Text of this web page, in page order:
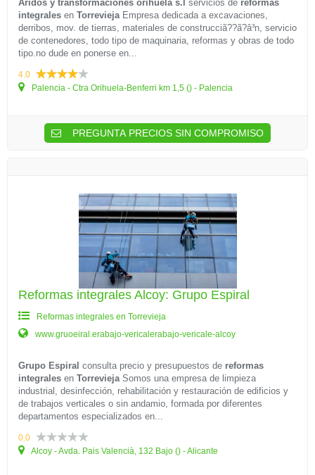
Aridos y transformaciones orihuela s.l servicios de reformas
integrales en TorreviejaEmpresa dedicada a excavaciones,
derribos, mov. de tierras, materiales de construcciã??ã?â³n, servicio
de contenedores, todo tipo de maquinaria, reformas y obras de todo
tipo.no dude en ponerse en...
4.0
Palencia - Ctra Orihuela-Benferri km 1,5 () - Palencia
PREGUNTA PRECIOS SIN COMPROMISO
Reformas integrales Alcoy: Grupo Espiral
Reformas integrales en Torrevieja
www.gruoeiral.erabajo-vericalerabajo-vericale-alcoy
Grupo Espiral consulta precio y presupuestos de reformas
integrales en TorreviejaSomos una empresa de limpieza
industrial, desinfección, rehabilitación y restauración de edificios y
de trabajos verticales o sin andamio, formada por diferentes
departamentos especializados en...
0.0
Alcoy - Avda. Pais Valencià, 132 Bajo () - Alicante